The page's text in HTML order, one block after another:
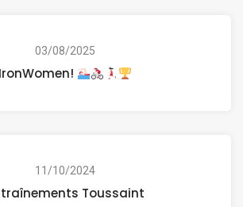
03/08/2025
IronWomen!
11/10/2024
Toussaint